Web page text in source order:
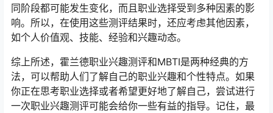
同阶段都可能发生变化，而且职业选择受到多种因素的影
响。所以，在使用这些测评结果时，还应考虑其他因素，
如个人价值观、技能、经验和兴趣动态。
综上所述，霍兰德职业兴趣测评和MBTI是两种经典的方
法，可以帮助人们了解自己的职业兴趣和个性特点。如果
你正在思考职业选择或者希望更好地了解自己，尝试进行
一次职业兴趣测评可能会给你一些有益的指导。记住，最